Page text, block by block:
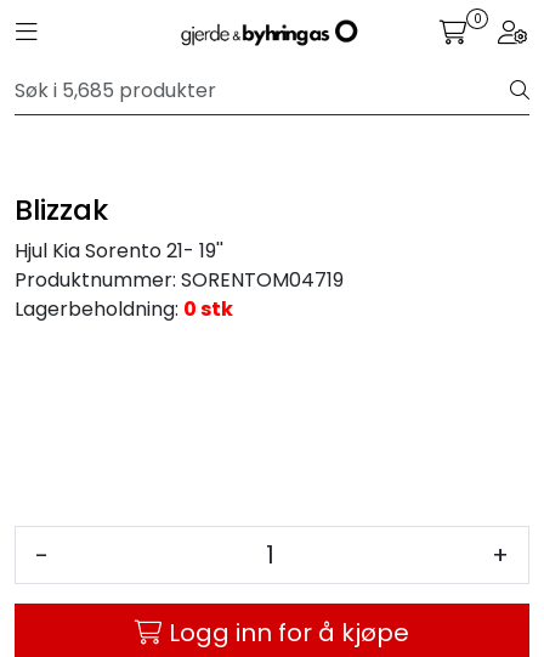
Toggle navigation 0
Blizzak
Hjul Kia Sorento 21- 19''
Produktnummer: SORENTOM04719
Lagerbeholdning: 0 stk
- +
Logg inn for å kjøpe
Personbil
Lastebil
Tilbudstorget